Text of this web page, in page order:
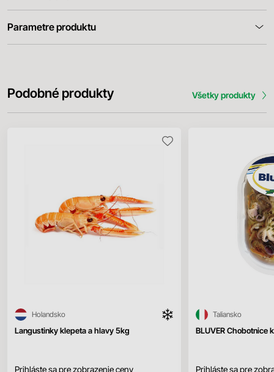
Parametre produktu
Podobné produkty Všetky produkty
Langustinky klepeta a hlavy 5kg
Holandsko
Prihláste sa pre zobrazenie ceny
BLUVER Chobotnice
Taliansko
Prihláste sa pre